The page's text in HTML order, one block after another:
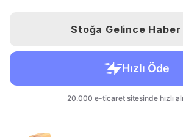
Stoğa Gelince Haber